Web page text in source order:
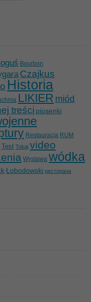
Bourbon
Czajkus
Historia
LIKIER miód
treści piosenki
Restauracja RUM
Test Tokaj video
Wystawa wódka
Łobodowski ресторана